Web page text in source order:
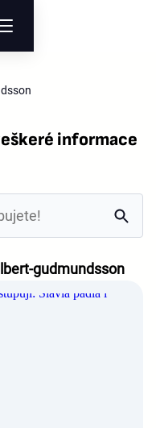
informace
gudmundsson